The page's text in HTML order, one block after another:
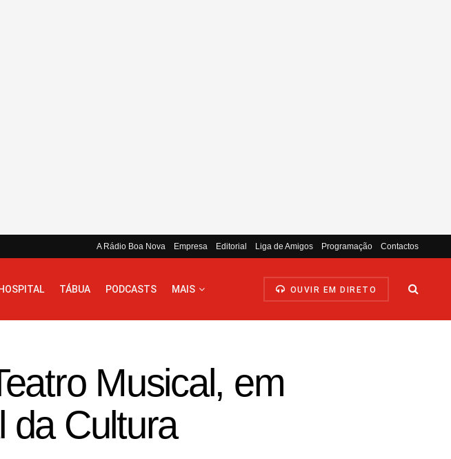
A Rádio Boa Nova Empresa Editorial Liga de Amigos Programação Contactos
TÁBUA PODCASTS MAIS OUVIR EM DIRETO
Musical, em
da Cultura